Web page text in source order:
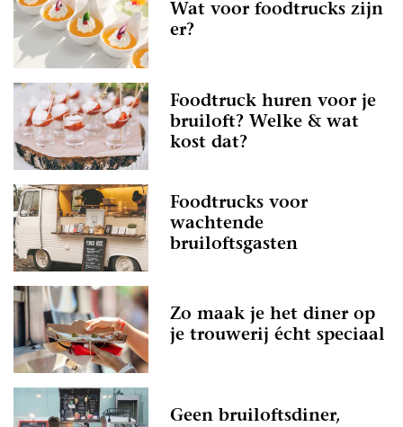
Wat voor foodtrucks zijn
er?
Foodtruck huren voor je
bruiloft? Welke & wat
kost dat?
Foodtrucks voor
wachtende
bruiloftsgasten
Zo maak je het diner op
je trouwerij écht speciaal
Geen bruiloftsdiner,